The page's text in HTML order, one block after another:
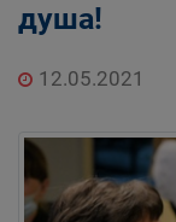
душа!
12.05.2021